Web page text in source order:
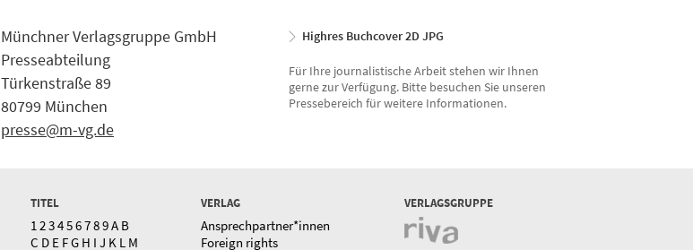
Münchner Verlagsgruppe GmbH
Presseabteilung
Türkenstraße 89
80799 München
presse@m-vg.de
Highres Buchcover 2D JPG
Für Ihre journalistische Arbeit stehen wir Ihnen
gerne zur Verfügung. Bitte besuchen Sie unseren
Pressebereich für weitere Informationen.
TITEL
1 23456789A B
C D E FG H I J K L M
VERLAG
Ansprechpartner*innen
Foreign rights
VERLAGSGRUPPE